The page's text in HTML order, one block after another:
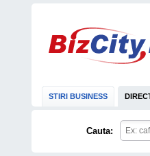
STIRI BUSINESS
Cauta: